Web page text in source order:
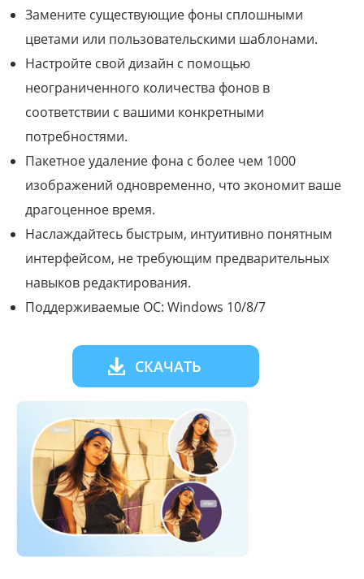
Замените существующие фоны сплошными
цветами или пользовательскими шаблонами.
Настройте свой дизайн с помощью
неограниченного количества фонов в
соответствии с вашими конкретными
потребностями.
Пакетное удаление фона с более чем 1000
изображений одновременно, что экономит ваше
драгоценное время.
Наслаждайтесь быстрым, интуитивно понятным
интерфейсом, не требующим предварительных
навыков редактирования.
Поддерживаемые ОС: Windows 10/8/7
СКАЧАТЬ